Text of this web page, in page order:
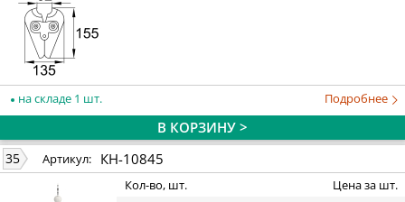
на складе 1 шт. Подробнее
В КОРЗИНУ >
35 Артикул: КН-10845
Кол-во, шт. Цена за шт.